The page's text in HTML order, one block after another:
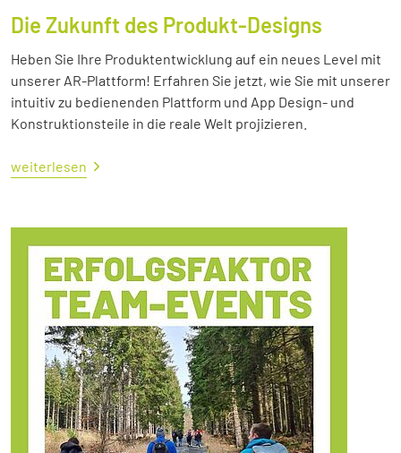
Die Zukunft des Produkt-Designs
Heben Sie Ihre Produktentwicklung auf ein neues Level mit
unserer AR-Plattform! Erfahren Sie jetzt, wie Sie mit unserer
intuitiv zu bedienenden Plattform und App Design- und
Konstruktionsteile in die reale Welt projizieren.
weiterlesen